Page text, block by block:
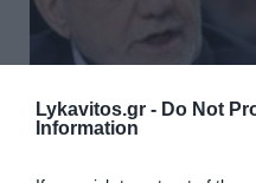
Lykavitos.gr - Do Not
Information